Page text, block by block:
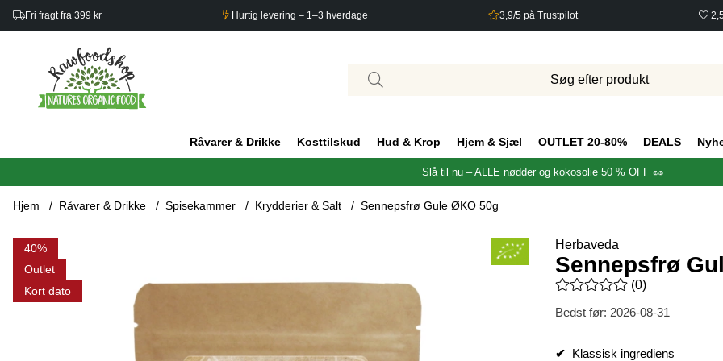
Fri fragt fra 399 kr Hurtig levering – 1–3 hverdage 3,9/5 på Trustpilot
Råvarer & Drikke Kosttilskud Hud & Krop Hjem & Sjæl OUTLET 20-80% DEALS
Slå til nu – ALLE nødder og kokosolie 50 % OFF 🥜
Hjem Råvarer & Drikke Spisekammer Krydderier & Salt Sennepsfrø Gule ØKO 50g
40
Outlet
Kort dato
Produktbilleder Sennepsfrø Gule ØKO 50g Herbaveda
Sennepsfrø
Gennemsnitlig vurdering 0
(0)
Bedst før: 2026-08-31
✔ Klassisk ingrediens